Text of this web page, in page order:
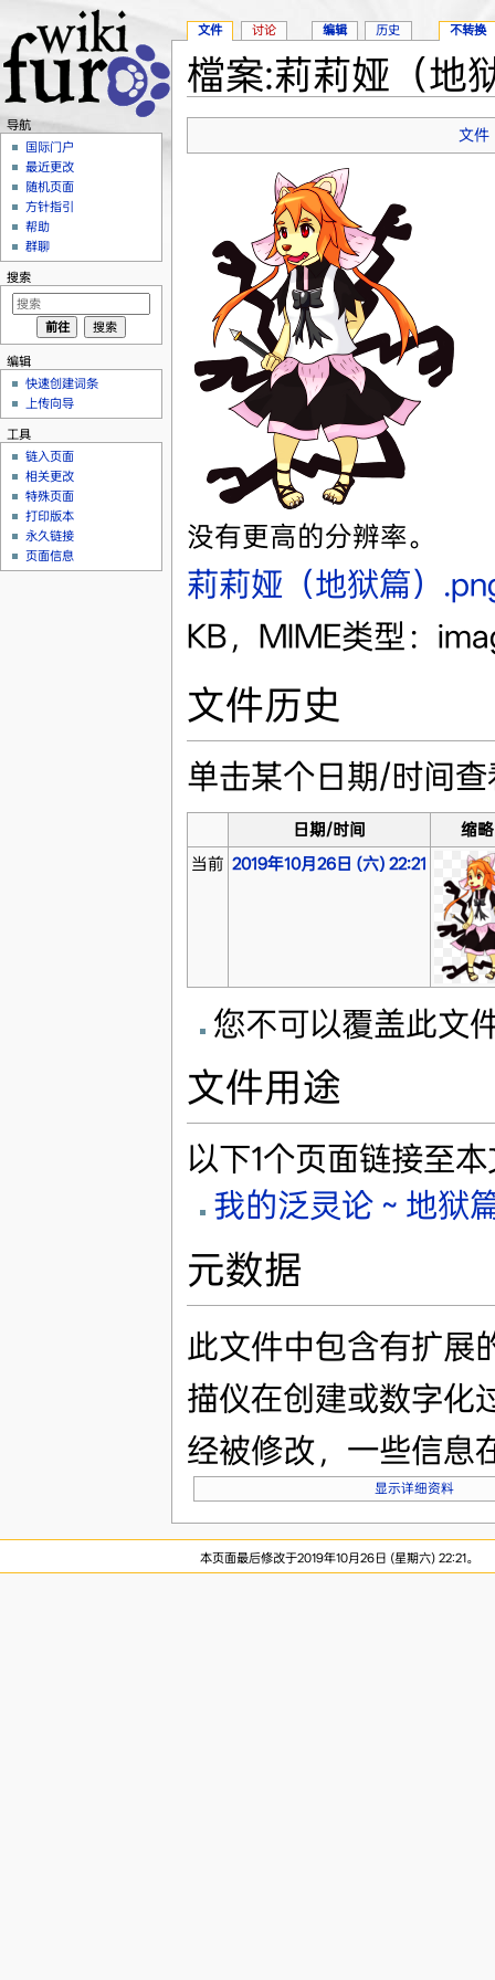
檔案:莉莉娅（地
文件
没有更高的分辨率。
莉莉娅（地狱篇）
KB，MIME类型：
文件历史
单击某个日期/时间
日期/时间
缩
当前 2019年10月26日 (六) 22:21
您不可以覆盖此文
文件用途
以下1个页面链接至
我的泛灵论～地狱
元数据
此文件中包含有扩展
描仪在创建或数字化
经被修改，一些信息
显示详细资料
文件 讨论 编辑 历史 不转换
导航
国际门户
最近更改
随机页面
方针指引
帮助
群聊
搜索
编辑
快速创建词条
上传向导
工具
链入页面
相关更改
特殊页面
打印版本
永久链接
页面信息
本页面最后修改于2019年10月26日 (星期六) 22:21。